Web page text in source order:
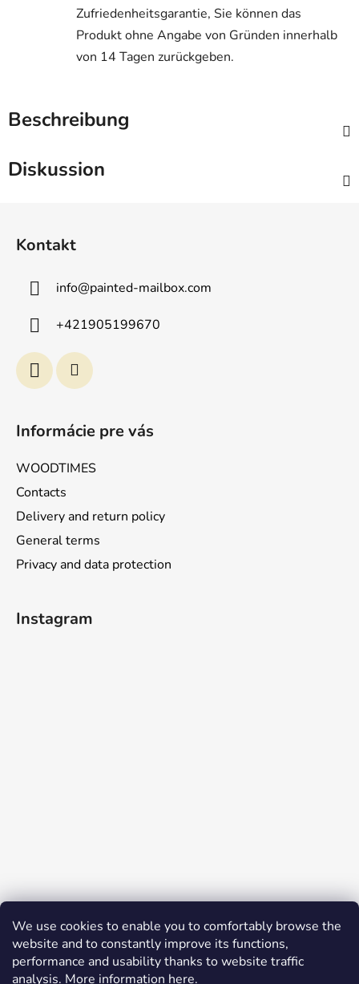
We use cookies to enable you to comfortably browse the
website and to constantly improve its functions,
performance and usability thanks to website traffic
analysis. More information here.
Zufriedenheitsgarantie, Sie können das
Produkt ohne Angabe von Gründen innerhalb
von 14 Tagen zurückgeben.
Beschreibung
Diskussion
Kontakt
info@painted-mailbox.com
+421905199670
Informácie pre vás
WOODTIMES
Contacts
Delivery and return policy
General terms
Privacy and data protection
Instagram
Facebook